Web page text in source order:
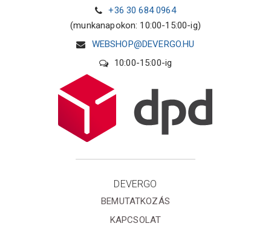
+36 30 684 0964
(munkanapokon: 10:00-15:00-ig)
WEBSHOP@DEVERGO.HU
10:00-15:00-ig
DEVERGO
BEMUTATKOZÁS
KAPCSOLAT